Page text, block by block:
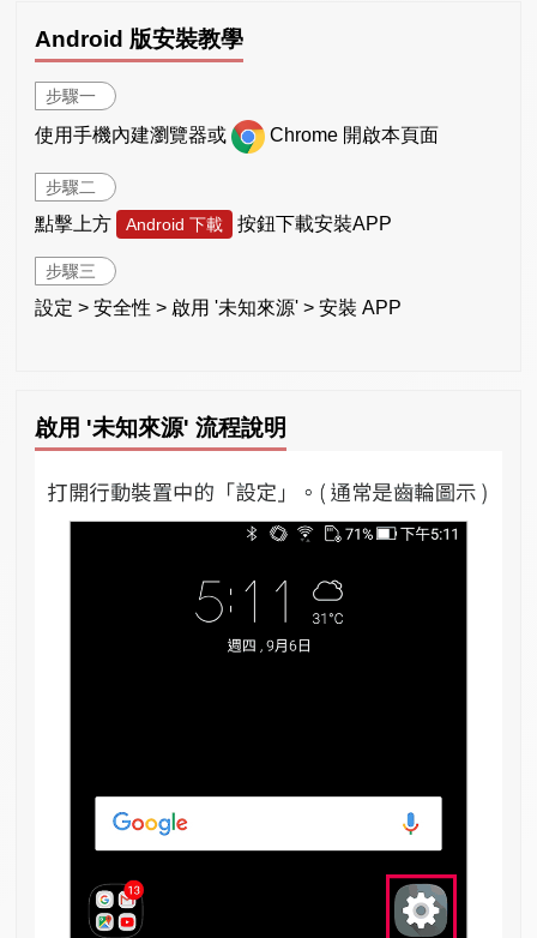
Android 版安裝教學
步驟一
使用手機內建瀏覽器或 Chrome 開啟本頁面
步驟二
點擊上方 Android 下載 按鈕下載安裝APP
步驟三
設定 > 安全性 > 啟用 '未知來源' > 安裝 APP
啟用 '未知來源' 流程說明